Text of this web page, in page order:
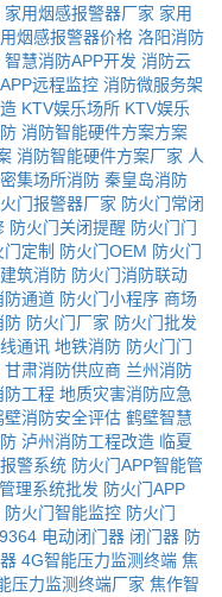
家用烟感报警器厂家 家用
烟感报警器价格 洛阳消防
智慧消防APP开发 消防云
远程监控 消防微服务架
KTV娱乐场所 KTV娱乐
消防智能硬件方案方案
消防智能硬件方案厂家 人
集场所消防 秦皇岛消防
门报警器厂家 防火门常闭
防火门关闭提醒 防火门门
门定制 防火门OEM 防火门
建筑消防 防火门消防联动
防通道 防火门小程序 商场
防 防火门厂家 防火门批发
通讯 地铁消防 防火门门
甘肃消防供应商 兰州消防
防工程 地质灾害消防应急
壁消防安全评估 鹤壁智慧
泸州消防工程改造 临夏
警系统 防火门APP智能管
理系统批发 防火门APP
防火门智能监控 防火门
电动闭门器 闭门器 防
4G智能压力监测终端 焦
压力监测终端厂家 焦作智